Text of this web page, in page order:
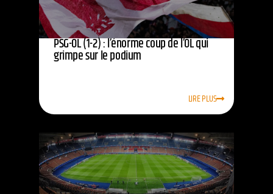
PSG-OL (1-2) : l’énorme coup de l’OL qui
grimpe sur le podium
LIRE PLUS